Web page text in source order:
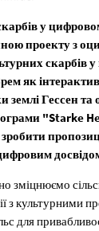
у
проекту з
скарбів
як
землі Гессен
"Starke
зміцнюємо
з культурними
для